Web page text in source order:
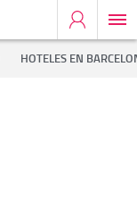
HOTELES EN